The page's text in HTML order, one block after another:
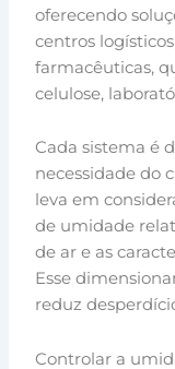
oferecendo
centros
farmacêuticas,
celulose,
Cada sistema é
necessidade do
leva em
de umidade
de ar e as
Esse
reduz
Controlar a